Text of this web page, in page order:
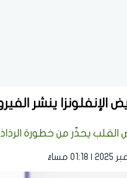
ينشر الفيروس 8 أمتار عند
القلب يحذّر من خطورة